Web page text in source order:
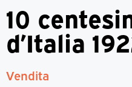
10
d’Italia
Vendita